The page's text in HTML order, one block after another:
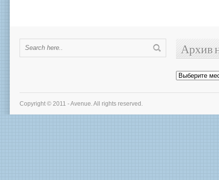
Архив
Архив
новостей
Copyright © 2011 - Avenue. All rights reserved.